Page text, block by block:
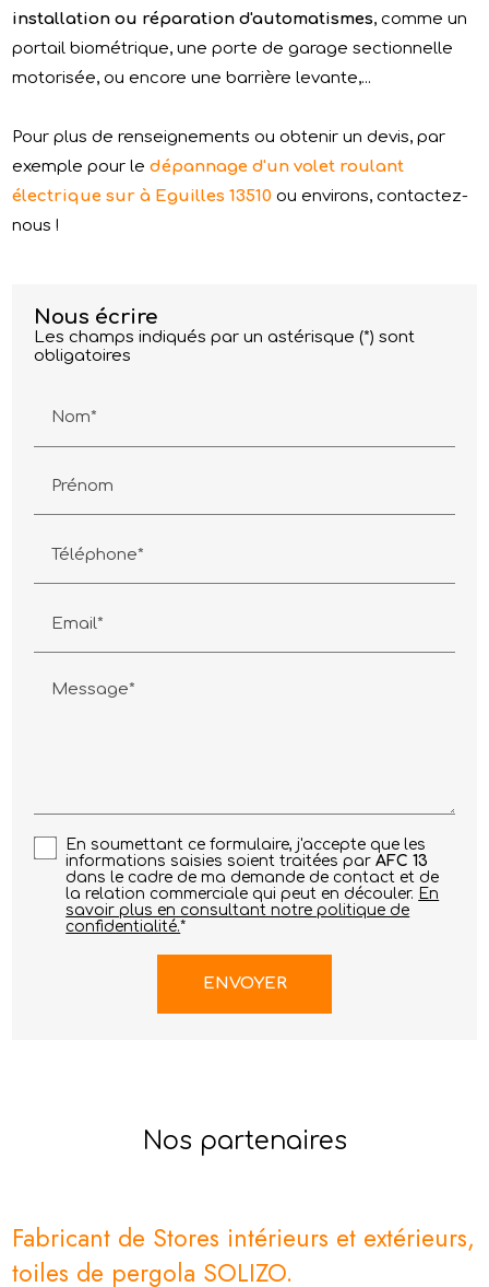
installation ou réparation d'automatismes, comme un
portail biométrique, une porte de garage sectionnelle
motorisée, ou encore une barrière levante,...
Pour plus de renseignements ou obtenir un devis, par
exemple pour ledépannage d'un volet roulant
électrique sur à Eguilles 13510 ou environs, contactez-
nous !
Nous écrire
Les champs indiqués par un astérisque (*) sont
obligatoires
Nom*
Prénom
Téléphone*
Email*
Message*
En soumettant ce formulaire, j'accepte que les
informations saisies soient traitées parAFC 13
dans le cadre de ma demande de contact et de
la relation commerciale qui peut en découler. En
savoir plus en consultant notre politique de
confidentialité.*
Nos partenaires
Fabricant de Stores intérieurs et extérieurs,
toiles de pergola SOLIZO.